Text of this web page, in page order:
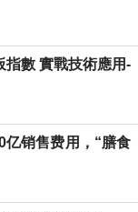
指數 實戰技術應用-
亿销售费用，“膳食